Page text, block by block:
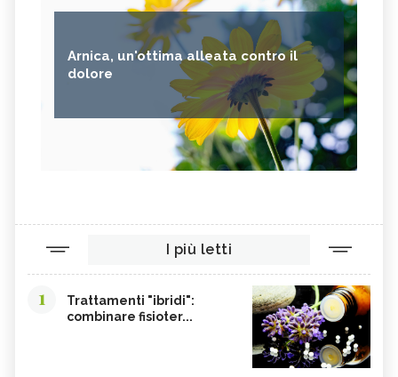
Arnica, un'ottima alleata contro il
dolore
I più letti
1
Trattamenti "ibridi":
combinare fisioter...